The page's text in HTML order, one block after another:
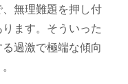
無理難題を押し付
ます。そういった
過激で極端な傾向